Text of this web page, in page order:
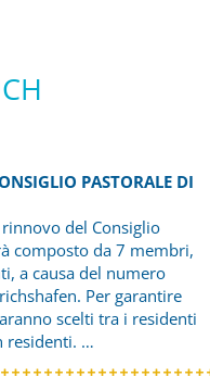
PASTORALE DI
del Consiglio
composto da 7 membri,
a causa del numero
Per garantire
scelti tra i residenti
residenti. …